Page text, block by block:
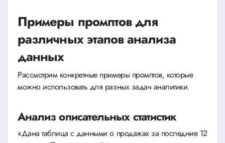
Примеры промптов для
различных этапов анализа
данных
Рассмотрим конкретные примеры промптов, которые
можно использовать для разных задач аналитики.
Анализ описательных статистик
«Дана таблица с данными о продажах за последние 12